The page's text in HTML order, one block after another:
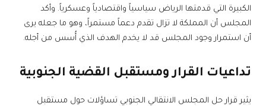
الكبيرة التي قدمتها الرياض سياسياً واقتصادياً وعسكرياً. وأكد
المجلس أن المملكة لا تزال تقدم دعماً مستمراً، وهو ما جعله يرى
أن استمرار وجود المجلس قد لا يخدم الهدف الذي أُسس من أجله.
تداعيات القرار ومستقبل القضية الجنوبية
يثير قرار حل المجلس الانتقالي الجنوبي تساؤلات حول مستقبل